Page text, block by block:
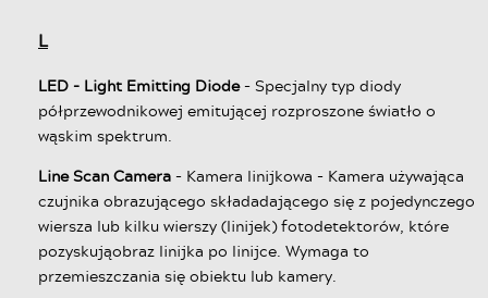
L
LED - Light Emitting Diode- Specjalny typ diody
półprzewodnikowej emitującej rozproszone światło o
wąskim spektrum.
Line Scan Camera- Kamera linijkowa - Kamera używająca
czujnika obrazującego składadającego się z pojedynczego
wiersza lub kilku wierszy (linijek) fotodetektorów, które
pozyskująobraz linijka po linijce. Wymaga to
przemieszczania się obiektu lub kamery.